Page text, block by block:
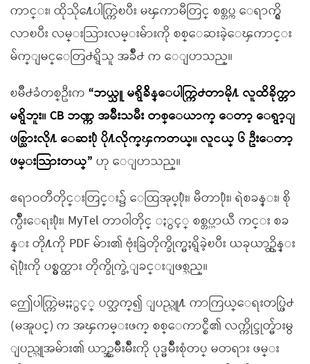
ကာင္း၊ ထိုသို႔ေပါက္ကြဲၿပီး မၾကာမီတြင္ စစ္တပ္က ေရာက္ရွိ
လာၿပီး လမ္းသြားလမ္းမ်ားကို စစ္ေဆးခဲ့ေၾကာင္း
မ်က္ျမင္ေတြ႕ရွိသူ အခ်ိဳ႕ က ေျပာသည္။
ၿမိဳ႕ခံတစ္ဦးက “ဘယ္သူ မရွိခ်ိန္ေပါက္ကြဲ႕တာမို႔ လူထိခိုက္တာ
မရွိဘူး။ CB ဘဏ္က အမ်ိဳးသမီး တစ္ေယာက္ ေတာ့ ေရွာ့ျ
ဖစ္သြားလို႔ ေဆး႐ုံ ပို႔လိုက္ၾကတယ္။ လူငယ္ ၆ ဦးေတာ့
ဖမ္းသြားတယ္” ဟု ေျပာသည္။
ဧရာဝတီတိုင္းတြင္း၌ ေထြအုပ္႐ုံး၊ မီတာ႐ုံး၊ ရဲစခန္း၊ စို
က္ပ်ိဳးေရး႐ုံး၊ MyTel တာဝါတိုင္ ႏွင့္ စစ္တပ္ယာယီ ကင္း စခ
န္း တို႔ကို PDF မ်ား၏ ဗုံးခြဲတိုက္ခိုက္မႈရွိခဲ့ၿပီး ယခုယာဥ္ထိန္း
ရဲ႐ုံးကို ပစ္မွတ္ထား တိုက္ခိုက္ခဲ့ျခင္းျဖစ္သည္။
ဤေပါက္ကြဲမႈႏွင့္ ပတ္သက္၍ ျပည္သူ႔ ကာကြယ္ေရးတပ္ဖြဲ႕
(မအူပင္) က အၾကမ္းဖက္ စစ္ေကာင္စီ၏ လက္ကိုင္ဒုတ္မ်ားမွ
ျပည္သူအမ်ား၏ ယာဥ္အမ်ိဳးမ်ိဳးကို ပုဒ္မမ်ိဳးစုံတပ္ မတရား ဖမ္း